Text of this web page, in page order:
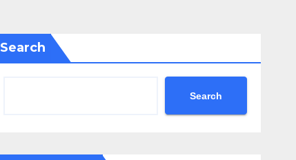
Search
Search